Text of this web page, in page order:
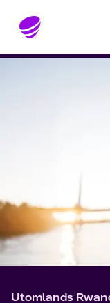
Gå till sidans
Utomlands